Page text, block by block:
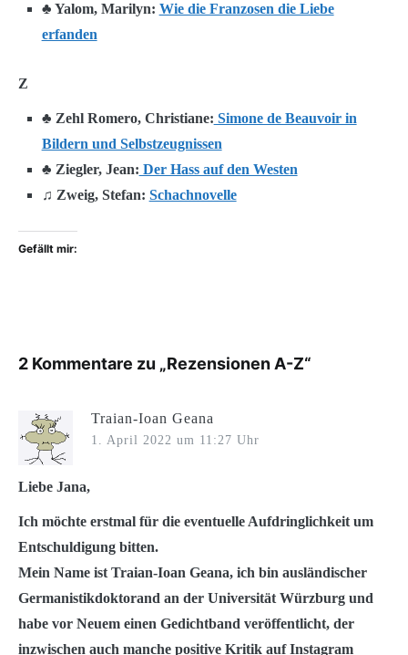
♣ Yalom, Marilyn: Wie die Franzosen die Liebe
erfanden
Z
♣ Zehl Romero, Christiane: Simone de Beauvoir in
Bildern und Selbstzeugnissen
♣ Ziegler, Jean: Der Hass auf den Westen
♫ Zweig, Stefan: Schachnovelle
Gefällt mir:
2 Kommentare zu „Rezensionen A-Z“
Traian-Ioan Geana
1. April 2022 um 11:27 Uhr
Liebe Jana,
Ich möchte erstmal für die eventuelle Aufdringlichkeit um
Entschuldigung bitten.
Mein Name ist Traian-Ioan Geana, ich bin ausländischer
Germanistikdoktorand an der Universität Würzburg und
habe vor Neuem einen Gedichtband veröffentlicht, der
inzwischen auch manche positive Kritik auf Instagram